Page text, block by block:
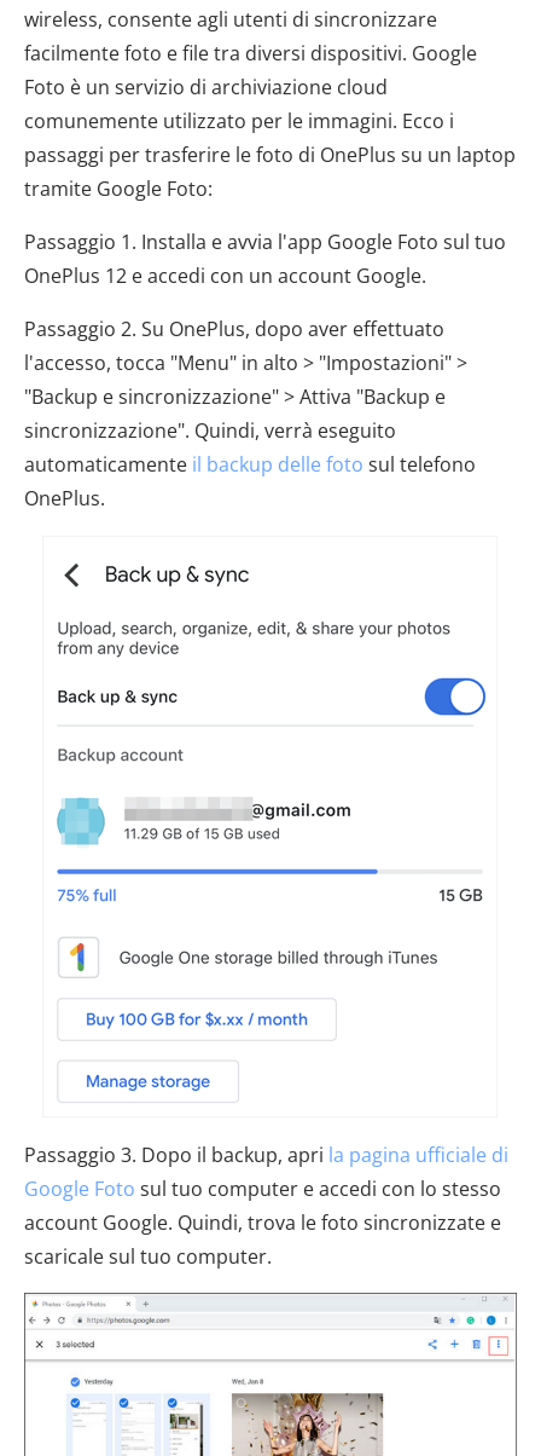
wireless, consente agli utenti di sincronizzare
facilmente foto e file tra diversi dispositivi. Google
Foto è un servizio di archiviazione cloud
comunemente utilizzato per le immagini. Ecco i
passaggi per trasferire le foto di OnePlus su un laptop
tramite Google Foto:
Passaggio 1. Installa e avvia l'app Google Foto sul tuo
OnePlus 12 e accedi con un account Google.
Passaggio 2. Su OnePlus, dopo aver effettuato
l'accesso, tocca "Menu" in alto > "Impostazioni" >
"Backup e sincronizzazione" > Attiva "Backup e
sincronizzazione". Quindi, verrà eseguito
automaticamente il backup delle foto sul telefono
OnePlus.
Passaggio 3. Dopo il backup, apri la pagina ufficiale di
Google Foto sul tuo computer e accedi con lo stesso
account Google. Quindi, trova le foto sincronizzate e
scaricale sul tuo computer.